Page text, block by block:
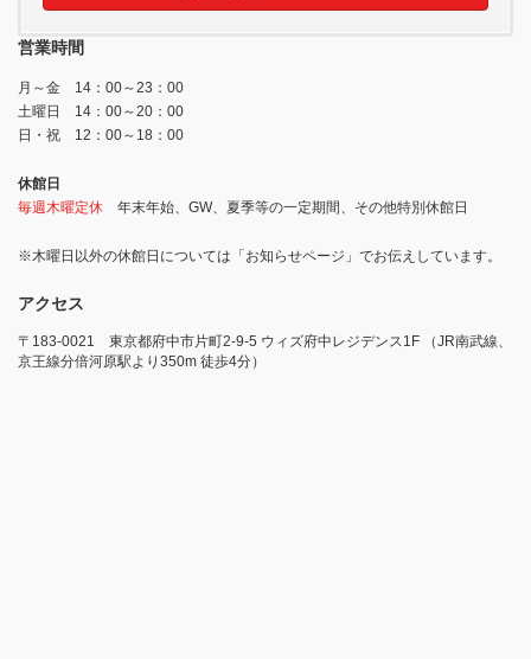
営業時間
月～金 14：00～23：00
土曜日 14：00～20：00
日・祝 12：00～18：00
休館日
毎週木曜定休 年末年始、GW、夏季等の一定期間、その他特別休館日
※木曜日以外の休館日については「お知らせページ」でお伝えしています。
アクセス
〒183-0021 東京都府中市片町2-9-5 ウィズ府中レジデンス1F （JR南武線、
京王線分倍河原駅より350m 徒歩4分）